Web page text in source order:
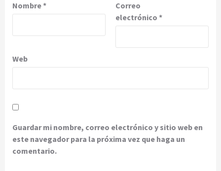
Nombre*
Correo
electrónico *
Web
Guardar mi nombre, correo electrónico y sitio web en
este navegador para la próxima vez que haga un
comentario.